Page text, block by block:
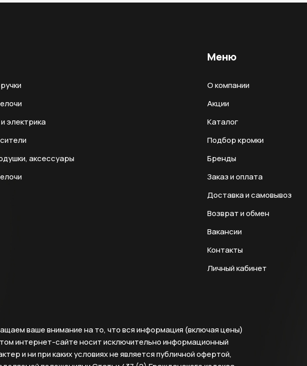
электрика
аксессуары
Меню
О компании
Акции
Каталог
Подбор кромки
Бренды
Заказ и оплата
Доставка и самовывоз
Возврат и обмен
Вакансии
Контакты
Личный кабинет
ваше внимание на то, что вся информация (включая цены)
интернет-сайте носит исключительно информационный
и ни при каких условиях не является публичной офертой,